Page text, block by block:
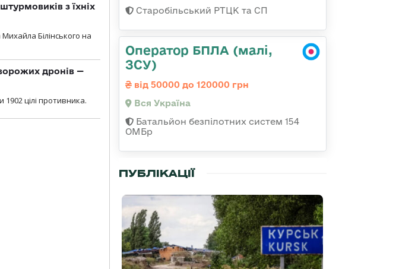
з їхніх
Білінського на
дронів —
цілі противника.
Старобільський РТЦК та СП
Оператор БПЛА (малі,
ЗСУ)
від 50000 до 120000 грн
Вся Україна
Батальйон безпілотних систем 154
ОМБр
ПУБЛІКАЦІЇ